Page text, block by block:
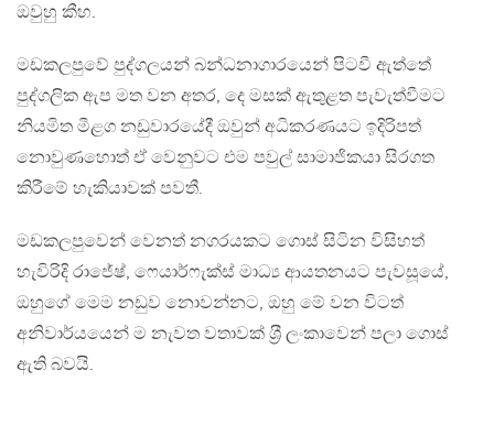
ඔවුහු කීහ.
මඩකලපුවේ පුද්ගලයන් බන්ධනාගාරයෙන් පිටවී ඇත්තේ
පුද්ගලික ඇප මත වන අතර, දෙ මසක් ඇතුළත පැවැත්වීමට
නියමිත මීළග නඩුවාරයේදී ඔවුන් අධිකරණයට ඉදිරිපත්
නොවුණහොත් ඒ වෙනුවට එම පවුල් සාමාජිකයා සිරගත
කිරීමේ හැකියාවක් පවතී.
මඩකලපුවෙන් වෙනත් නගරයකට ගොස් සිටින විසිහත්
හැවිරිදි රාජේෂ්, ෆෙයාර්ෆැක්ස් මාධ්‍ය ආයතනයට පැවසූයේ,
ඔහුගේ මෙම නඩුව නොවන්නට, ඔහු මේ වන විටත්
අනිවාර්යයෙන් ම නැවත වතාවක් ශ‍්‍රී ලංකාවෙන් පලා ගොස්
ඇති බවයි.